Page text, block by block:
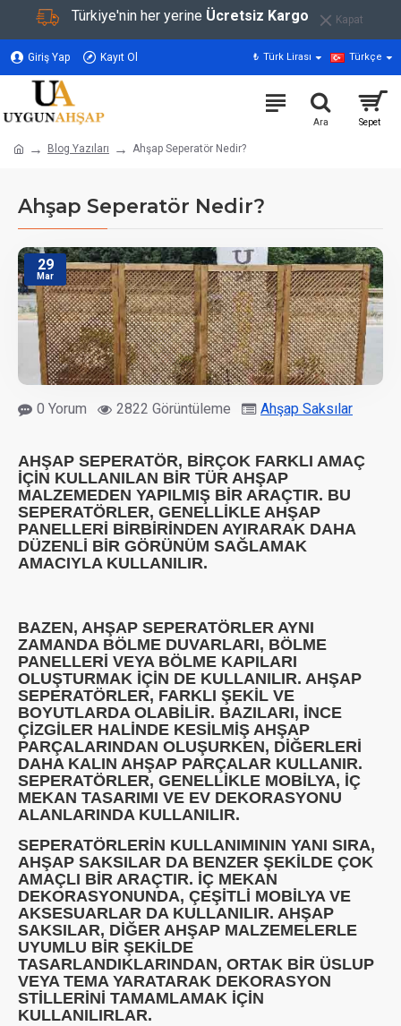
Türkiye'nin her yerine Ücretsiz Kargo Kapat
Giriş Yap Kayıt Ol ₺ Türk Lirası Türkçe
Blog Yazıları Ahşap Seperatör Nedir?
Ahşap Seperatör Nedir?
29
Mar
0 Yorum 2822 Görüntüleme Ahşap Saksılar
AHŞAP SEPERATÖR, BIRÇOK FARKLI AMAÇ
IÇIN KULLANILAN BIR TÜR AHŞAP
MALZEMEDEN YAPILMIŞ BIR ARAÇTIR. BU
SEPERATÖRLER, GENELLIKLE AHŞAP
PANELLERI BIRBIRINDEN AYIRARAK DAHA
DÜZENLI BIR GÖRÜNÜM SAĞLAMAK
AMACIYLA KULLANILIR.
BAZEN, AHŞAP SEPERATÖRLER AYNI
ZAMANDA BÖLME DUVARLARI, BÖLME
PANELLERI VEYA BÖLME KAPILARI
OLUŞTURMAK IÇIN DE KULLANILIR. AHŞAP
SEPERATÖRLER, FARKLI ŞEKIL VE
BOYUTLARDA OLABILIR. BAZILARI, INCE
ÇIZGILER HALINDE KESILMIŞ AHŞAP
PARÇALARINDAN OLUŞURKEN, DIĞERLERI
DAHA KALIN AHŞAP PARÇALAR KULLANIR.
SEPERATÖRLER, GENELLIKLE MOBILYA, IÇ
MEKAN TASARIMI VE EV DEKORASYONU
ALANLARINDA KULLANILIR.
SEPERATÖRLERIN KULLANIMININ YANI SIRA,
AHŞAP SAKSILAR DA BENZER ŞEKILDE ÇOK
AMAÇLI BIR ARAÇTIR. İÇ MEKAN
DEKORASYONUNDA, ÇEŞITLI MOBILYA VE
AKSESUARLAR DA KULLANILIR. AHŞAP
SAKSILAR, DIĞER AHŞAP MALZEMELERLE
UYUMLU BIR ŞEKILDE
TASARLANDIKLARINDAN, ORTAK BIR ÜSLUP
VEYA TEMA YARATARAK DEKORASYON
STILLERINI TAMAMLAMAK IÇIN
KULLANILIRLAR.